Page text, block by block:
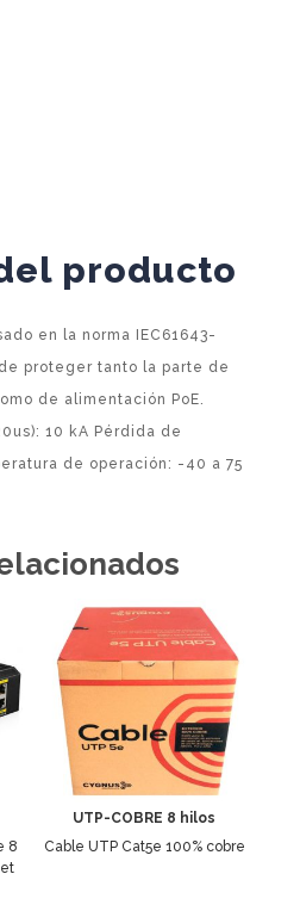
producto
en la norma IEC61643-
proteger tanto la parte de
de alimentación PoE.
10 kA Pérdida de
de operación: -40 a 75
8
UTP-COBRE 8 hilos
Cable UTP Cat5e 100% cobre